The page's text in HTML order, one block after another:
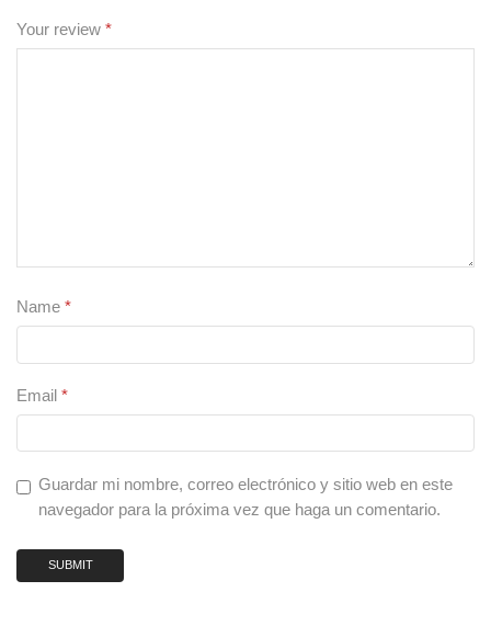
Your review *
Name *
Email *
Guardar mi nombre, correo electrónico y sitio web en este
navegador para la próxima vez que haga un comentario.